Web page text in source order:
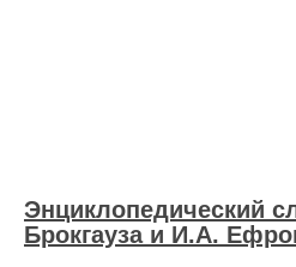
Энциклопедический
Брокгауза и И.А.